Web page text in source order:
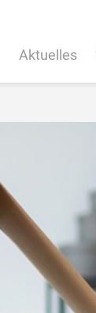
Aktuelles